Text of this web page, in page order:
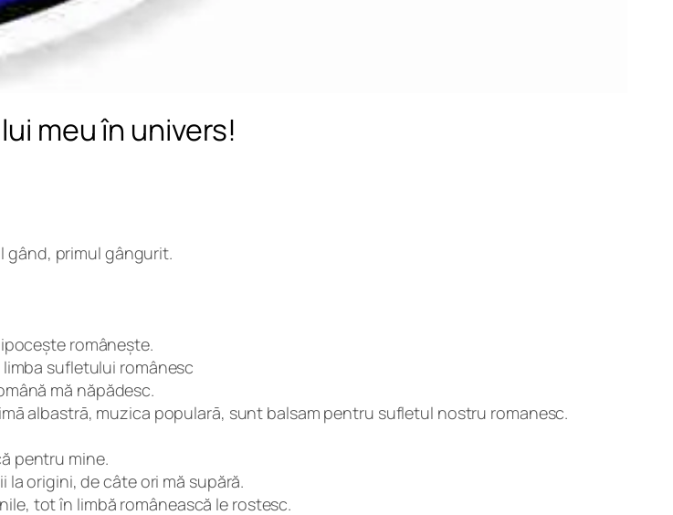
meu în univers!
gând, primul gângurit.
românește.
sufletului românesc
mă năpădesc.
albastrā, muzica popularā, sunt balsam pentru sufletul nostru romanesc.
pentru mine.
origini, de câte ori mă supără.
tot în limbă românească le rostesc.